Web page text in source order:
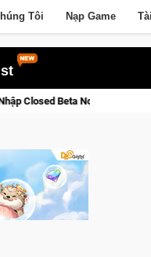
Tôi Nạp Game
Giới Thức Tỉnh, Săn DJI